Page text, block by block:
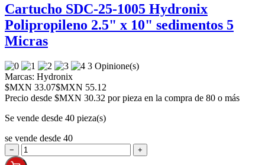
Cartucho SDC-25-1005 Hydronix
Polipropileno 2.5" x 10" sedimentos 5
Micras
3 Opinione(s)
Marcas: Hydronix
$MXN 33.07$MXN 55.12
Precio desde $MXN 30.32 por pieza en la compra de 80 o más
Se vende desde 40 pieza(s)
se vende desde 40
− +